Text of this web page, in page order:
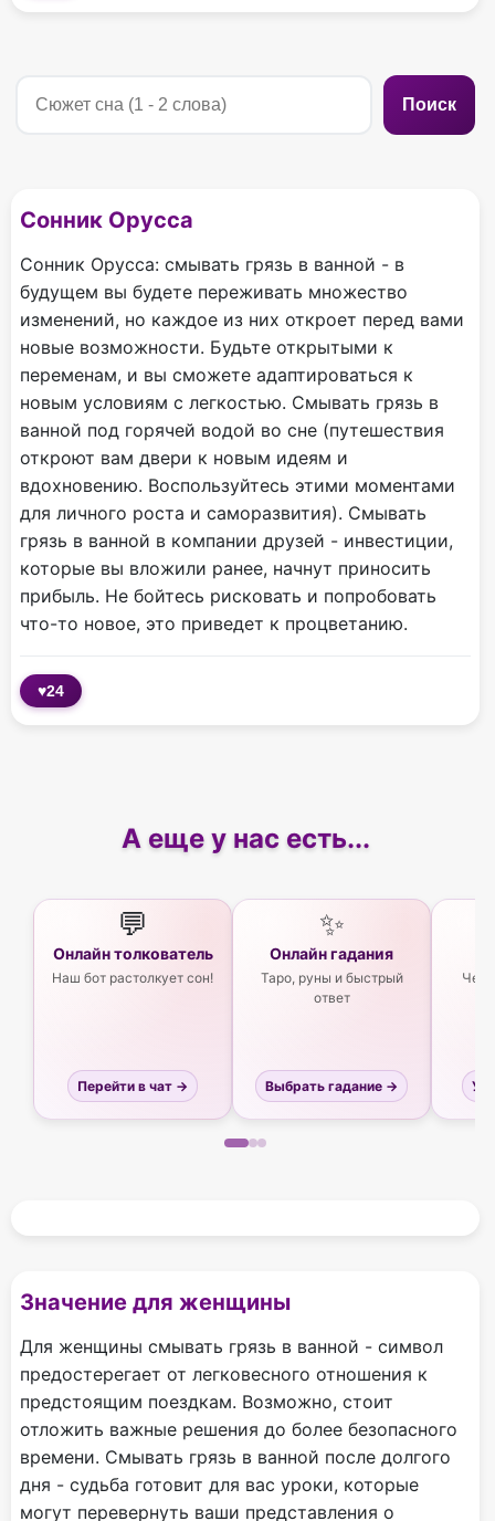
Поиск
Сонник Орусса
Сонник Орусса: смывать грязь в ванной - в
будущем вы будете переживать множество
изменений, но каждое из них откроет перед вами
новые возможности. Будьте открытыми к
переменам, и вы сможете адаптироваться к
новым условиям с легкостью. Смывать грязь в
ванной под горячей водой во сне (путешествия
откроют вам двери к новым идеям и
вдохновению. Воспользуйтесь этими моментами
для личного роста и саморазвития). Смывать
грязь в ванной в компании друзей - инвестиции,
которые вы вложили ранее, начнут приносить
прибыль. Не бойтесь рисковать и попробовать
что-то новое, это приведет к процветанию.
♥24
А еще у нас есть...
💬
Онлайн толкователь
Наш бот растолкует сон!
Перейти в чат →
✨
Онлайн гадания
Таро, руны и быстрый
ответ
Выбрать гадание →
Значение для женщины
Для женщины смывать грязь в ванной - символ
предостерегает от легковесного отношения к
предстоящим поездкам. Возможно, стоит
отложить важные решения до более безопасного
времени. Смывать грязь в ванной после долгого
дня - судьба готовит для вас уроки, которые
могут перевернуть ваши представления о